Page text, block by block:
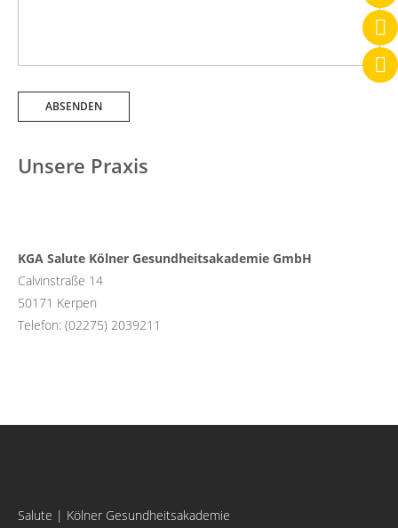
ABSENDEN
Unsere Praxis
KGA Salute Kölner Gesundheitsakademie GmbH
Calvinstraße 14
50171 Kerpen
Telefon: (02275) 2039211
Salute | Kölner Gesundheitsakademie